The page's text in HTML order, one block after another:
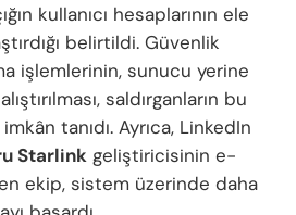
kullanıcı hesaplarının ele
belirtildi. Güvenlik
işlemlerinin, sunucu yerine
saldırganların bu
tanıdı. Ayrıca, LinkedIn
Starlink geliştiricisinin e-
ekip, sistem üzerinde daha